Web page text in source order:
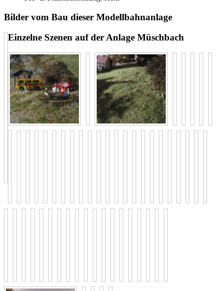
Bilder vom Bau dieser Modellbahnanlage
Einzelne Szenen auf der Anlage Müschbach